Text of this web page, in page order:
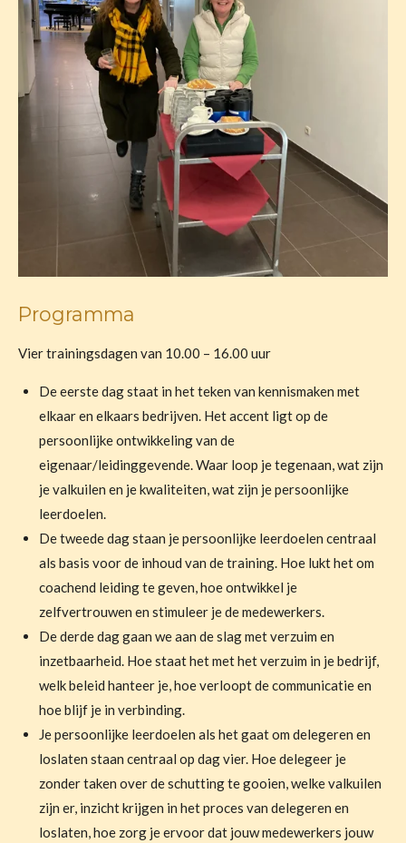
Programma
Vier trainingsdagen van 10.00 – 16.00 uur
De eerste dag staat in het teken van kennismaken met
elkaar en elkaars bedrijven. Het accent ligt op de
persoonlijke ontwikkeling van de
eigenaar/leidinggevende. Waar loop je tegenaan, wat zijn
je valkuilen en je kwaliteiten, wat zijn je persoonlijke
leerdoelen.
De tweede dag staan je persoonlijke leerdoelen centraal
als basis voor de inhoud van de training. Hoe lukt het om
coachend leiding te geven, hoe ontwikkel je
zelfvertrouwen en stimuleer je de medewerkers.
De derde dag gaan we aan de slag met verzuim en
inzetbaarheid. Hoe staat het met het verzuim in je bedrijf,
welk beleid hanteer je, hoe verloopt de communicatie en
hoe blijf je in verbinding.
Je persoonlijke leerdoelen als het gaat om delegeren en
loslaten staan centraal op dag vier. Hoe delegeer je
zonder taken over de schutting te gooien, welke valkuilen
zijn er, inzicht krijgen in het proces van delegeren en
loslaten, hoe zorg je ervoor dat jouw medewerkers jouw